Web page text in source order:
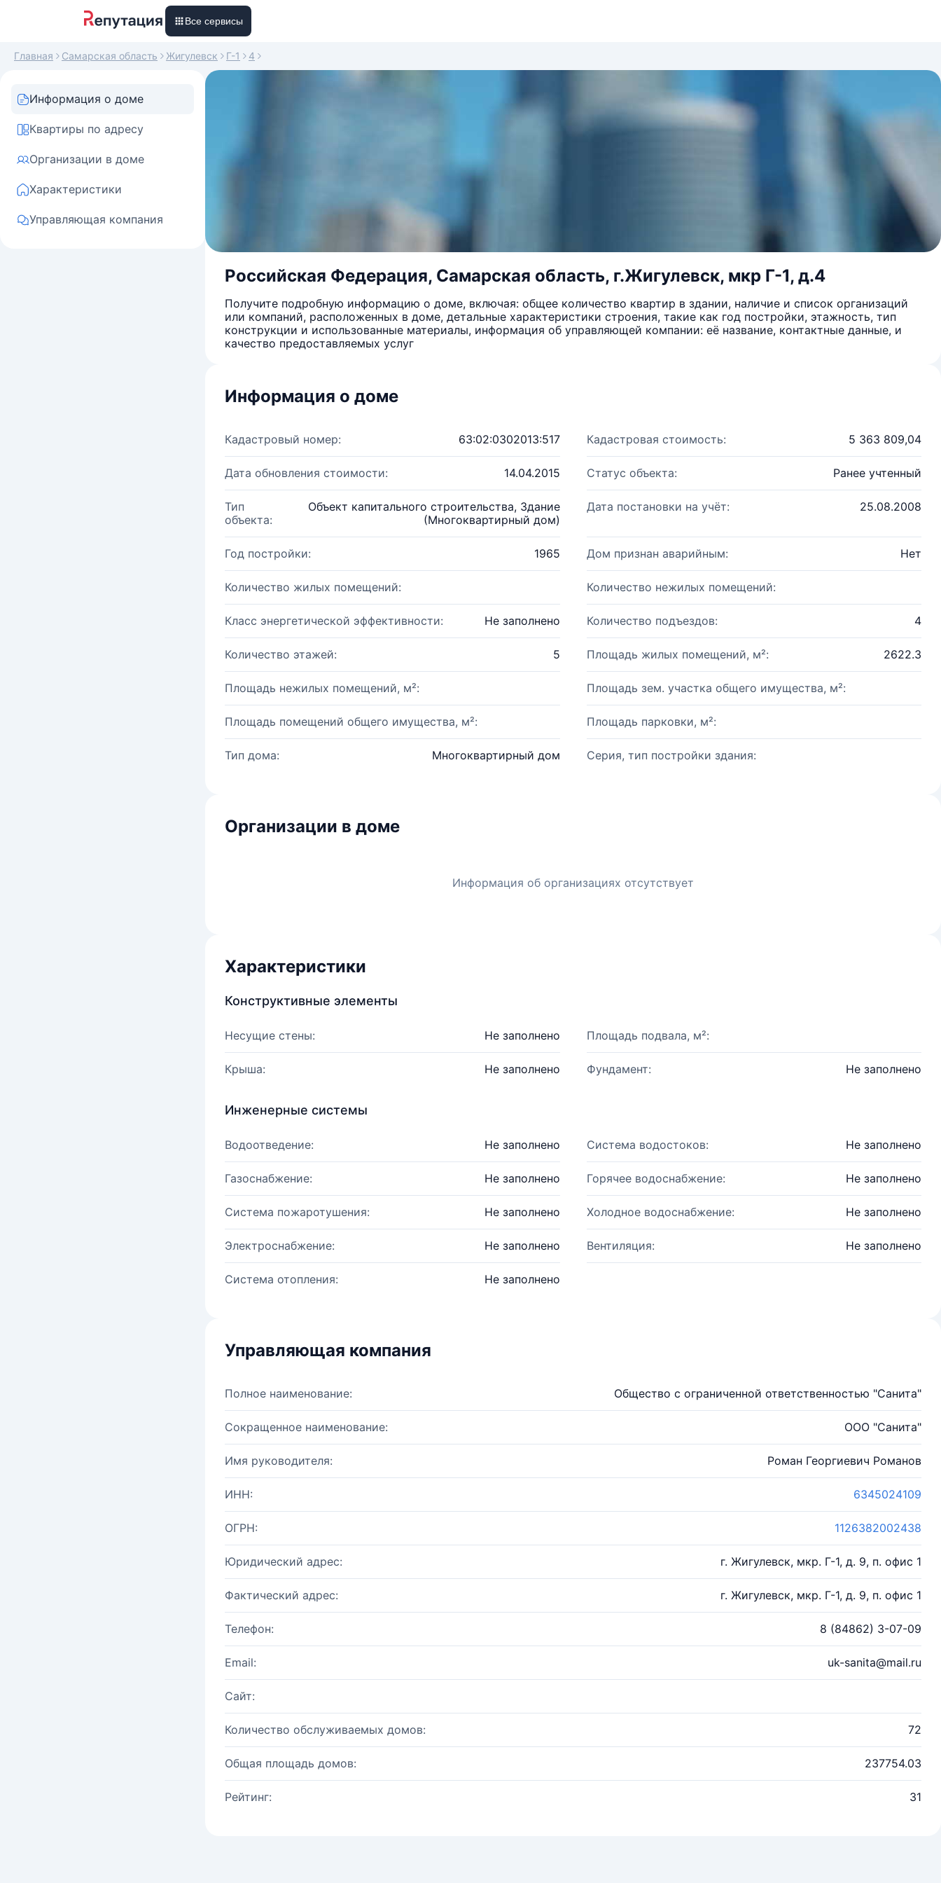
Все сервисы
Главная Самарская область Жигулевск Г-1 4
Информация о доме
Квартиры по адресу
Организации в доме
Характеристики
Управляющая компания
Российская Федерация, Самарская область, г.Жигулевск, мкр Г-1, д.4
Получите подробную информацию о доме, включая: общее количество квартир в здании, наличие и список организаций
или компаний, расположенных в доме, детальные характеристики строения, такие как год постройки, этажность, тип
конструкции и использованные материалы, информация об управляющей компании: её название, контактные данные, и
качество предоставляемых услуг
Информация о доме
Кадастровый номер: 63:02:0302013:517 Кадастровая стоимость: 5 363 809,04
Дата обновления стоимости: 14.04.2015 Статус объекта: Ранее учтенный
Тип
объекта:
Объект капитального строительства, Здание
(Многоквартирный дом)
Дата постановки на учёт: 25.08.2008
Год постройки: 1965 Дом признан аварийным: Нет
Количество жилых помещений: Количество нежилых помещений:
Класс энергетической эффективности: Не заполнено Количество подъездов: 4
Количество этажей: 5 Площадь жилых помещений, м²: 2622.3
Площадь нежилых помещений, м²: Площадь зем. участка общего имущества, м²:
Площадь помещений общего имущества, м²: Площадь парковки, м²:
Тип дома: Многоквартирный дом Серия, тип постройки здания:
Организации в доме
Информация об организациях отсутствует
Характеристики
Конструктивные элементы
Несущие стены: Не заполнено Площадь подвала, м²:
Крыша: Не заполнено Фундамент: Не заполнено
Инженерные системы
Водоотведение: Не заполнено Система водостоков: Не заполнено
Газоснабжение: Не заполнено Горячее водоснабжение: Не заполнено
Система пожаротушения: Не заполнено Холодное водоснабжение: Не заполнено
Электроснабжение: Не заполнено Вентиляция: Не заполнено
Система отопления: Не заполнено
Управляющая компания
Полное наименование: Общество с ограниченной ответственностью "Санита"
Сокращенное наименование: ООО "Санита"
Имя руководителя: Роман Георгиевич Романов
ИНН: 6345024109
ОГРН: 1126382002438
Юридический адрес: г. Жигулевск, мкр. Г-1, д. 9, п. офис 1
Фактический адрес: г. Жигулевск, мкр. Г-1, д. 9, п. офис 1
Телефон: 8 (84862) 3-07-09
Email: uk-sanita@mail.ru
Сайт:
Количество обслуживаемых домов: 72
Общая площадь домов: 237754.03
Рейтинг: 31